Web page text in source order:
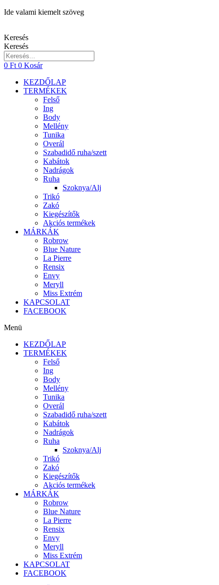
Ugrás
Ide valami kiemelt szöveg
Keresés
Keresés
0 Ft 0 Kosár
KEZDŐLAP
TERMÉKEK
Felső
Ing
Body
Mellény
Tunika
Overál
Szabadidő ruha/szett
Kabátok
Nadrágok
Ruha
Szoknya/Alj
Trikó
Zakó
Kiegészítők
Akciós termékek
MÁRKÁK
Robrow
Blue Nature
La Pierre
Rensix
Envy
Meryll
Miss Extrém
KAPCSOLAT
FACEBOOK
Menü
KEZDŐLAP
TERMÉKEK
Felső
Ing
Body
Mellény
Tunika
Overál
Szabadidő ruha/szett
Kabátok
Nadrágok
Ruha
Szoknya/Alj
Trikó
Zakó
Kiegészítők
Akciós termékek
MÁRKÁK
Robrow
Blue Nature
La Pierre
Rensix
Envy
Meryll
Miss Extrém
KAPCSOLAT
FACEBOOK